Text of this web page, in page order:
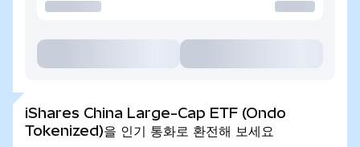
iShares China Large-Cap ETF (Ondo
Tokenized)을 인기 통화로 환전해 보세요